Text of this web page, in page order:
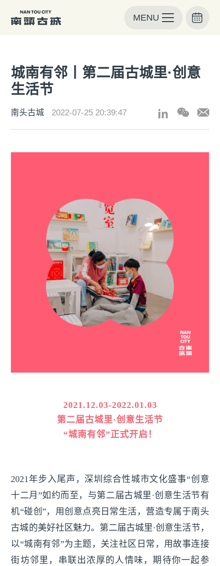
MENU
城南有邻丨第二届古城里·创意
生活节
南头古城 2022-07-25 20:39:47
2021.12.03-2022.01.03
第二届古城里·创意生活节
“城南有邻”正式开启！
2021年步入尾声，深圳综合性城市文化盛事“创意
十二月”如约而至，与第二届古城里·创意生活节有
机“碰创”，用创意点亮日常生活，营造专属于南头
古城的美好社区魅力。第二届古城里·创意生活节，
以“城南有邻”为主题，关注社区日常，用故事连接
街坊邻里，串联出浓厚的人情味，期待你一起参